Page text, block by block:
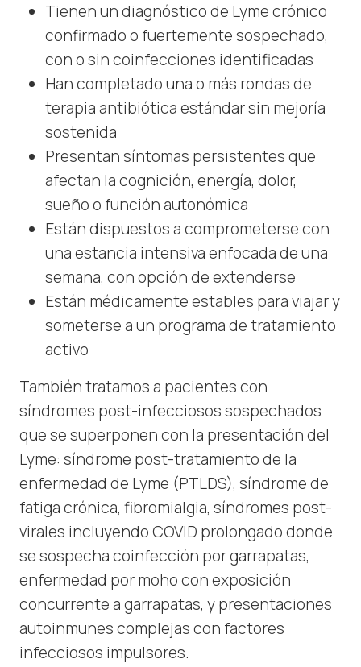
Tienen un diagnóstico de Lyme crónico
confirmado o fuertemente sospechado,
con o sin coinfecciones identificadas
Han completado una o más rondas de
terapia antibiótica estándar sin mejoría
sostenida
Presentan síntomas persistentes que
afectan la cognición, energía, dolor,
sueño o función autonómica
Están dispuestos a comprometerse con
una estancia intensiva enfocada de una
semana, con opción de extenderse
Están médicamente estables para viajar y
someterse a un programa de tratamiento
activo
También tratamos a pacientes con
síndromes post-infecciosos sospechados
que se superponen con la presentación del
Lyme: síndrome post-tratamiento de la
enfermedad de Lyme (PTLDS), síndrome de
fatiga crónica, fibromialgia, síndromes post-
virales incluyendo COVID prolongado donde
se sospecha coinfección por garrapatas,
enfermedad por moho con exposición
concurrente a garrapatas, y presentaciones
autoinmunes complejas con factores
infecciosos impulsores.